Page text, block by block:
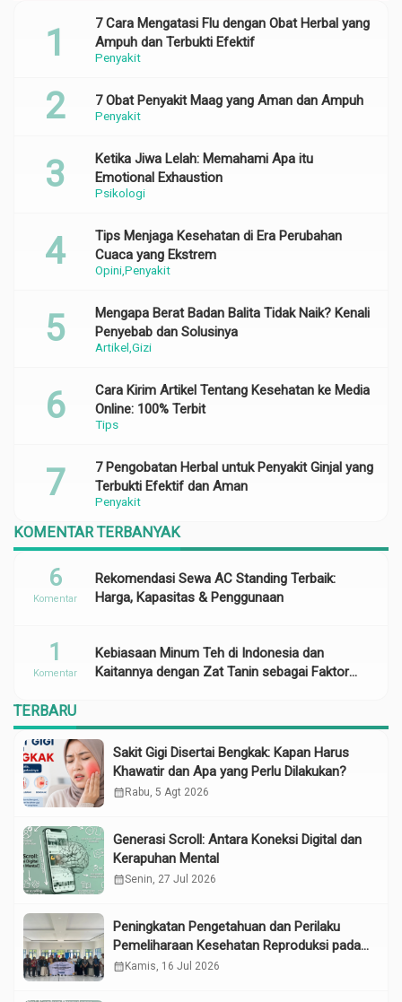
Penyakit
7 Cara Mengatasi Flu dengan Obat Herbal yang
Ampuh dan Terbukti Efektif
Penyakit
7 Obat Penyakit Maag yang Aman dan Ampuh
Psikologi
Ketika Jiwa Lelah: Memahami Apa itu
Emotional Exhaustion
OpiniPenyakit
Tips Menjaga Kesehatan di Era Perubahan
Cuaca yang Ekstrem
Artikel Gizi
Mengapa Berat Badan Balita Tidak Naik? Kenali
Penyebab dan Solusinya
Tips
Cara Kirim Artikel Tentang Kesehatan ke Media
Online: 100% Terbit
Penyakit
7 Pengobatan Herbal untuk Penyakit Ginjal yang
Terbukti Efektif dan Aman
KOMENTAR TERBANYAK
Rekomendasi Sewa AC Standing Terbaik:
Harga, Kapasitas & Penggunaan
6
Komentar
Kebiasaan Minum Teh di Indonesia dan
Kaitannya dengan Zat Tanin sebagai Faktor
1
Komentar
TERBARU
Sakit Gigi Disertai Bengkak: Kapan Harus
Khawatir dan Apa yang Perlu Dilakukan?
calendar_month Rabu, 5 Agt 2026
Generasi Scroll: Antara Koneksi Digital dan
Kerapuhan Mental
calendar_monthSenin, 27 Jul 2026
Peningkatan Pengetahuan dan Perilaku
Pemeliharaan Kesehatan Reproduksi pada
Lansia melalui Edukasi dan Konseling di
calendar_month Kamis, 16 Jul 2026